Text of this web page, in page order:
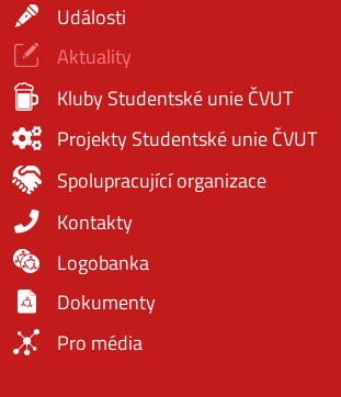
Události
Aktuality
Kluby Studentské unie ČVUT
Projekty Studentské unie ČVUT
Spolupracující organizace
Kontakty
Logobanka
Dokumenty
Pro média